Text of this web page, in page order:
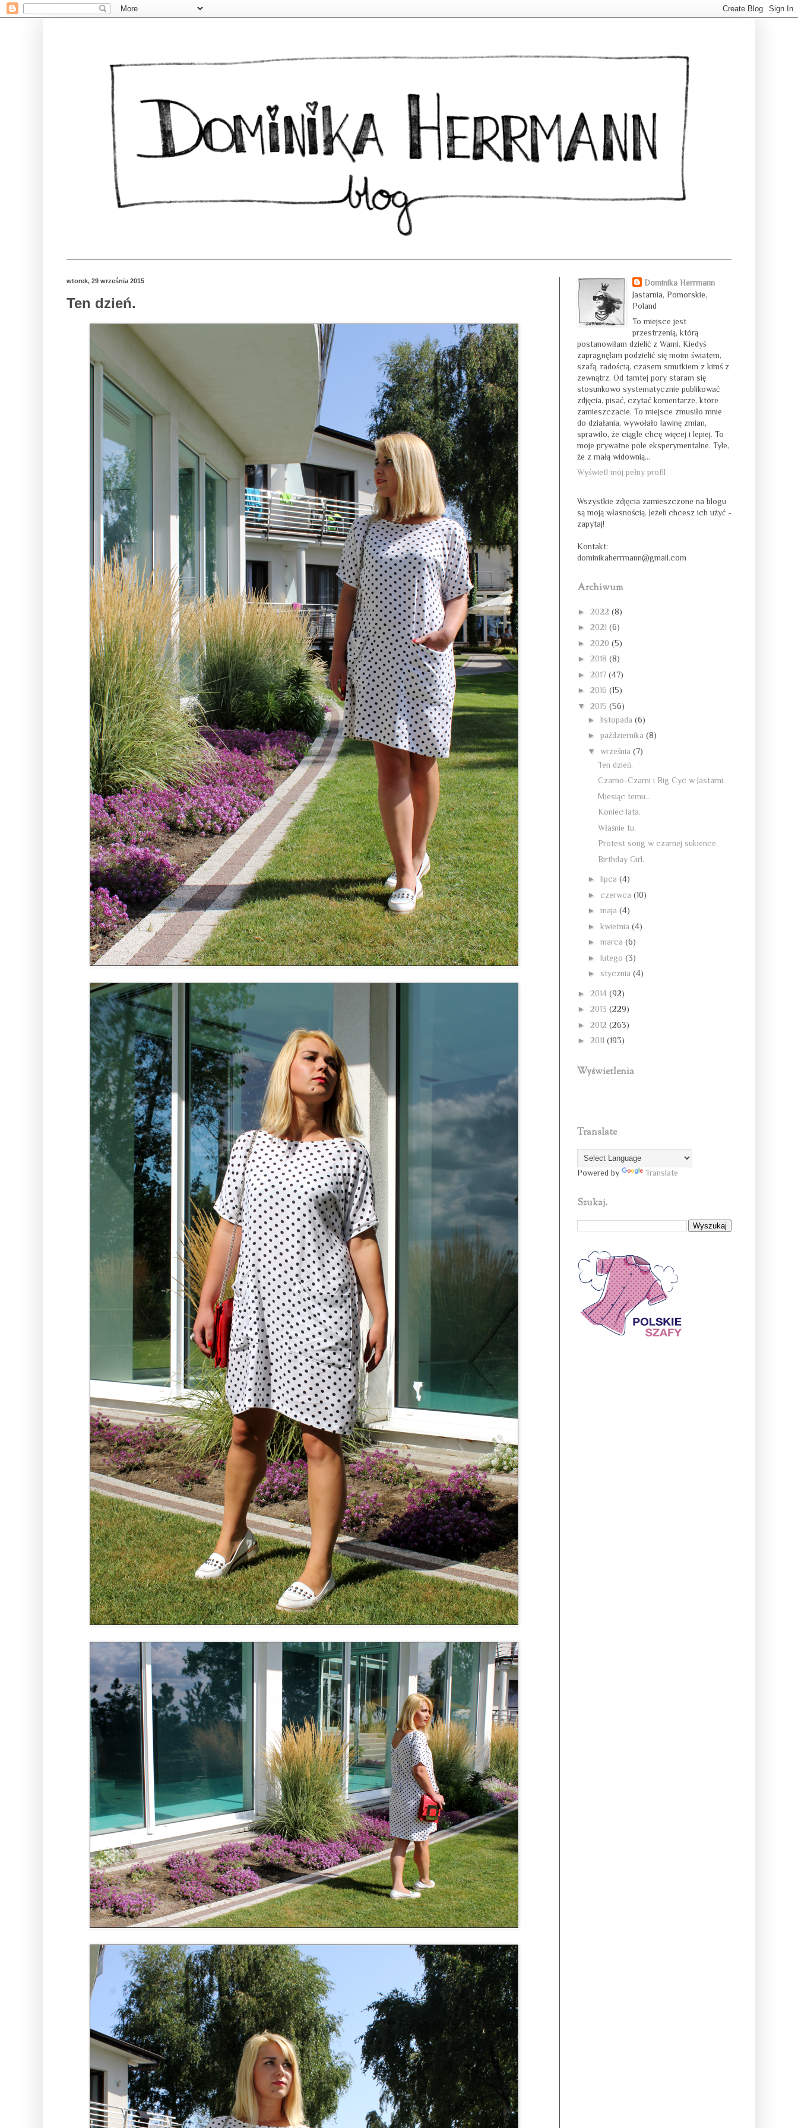
wtorek, 29 września 2015
Ten dzień.
Dominika Herrmann
Jastarnia, Pomorskie,
Poland
To miejsce jest
przestrzenią, którą
postanowiłam dzielić z Wami. Kiedyś
zapragnęłam podzielić się moim światem,
szafą, radością, czasem smutkiem z kimś z
zewnątrz. Od tamtej pory staram się
stosunkowo systematycznie publikować
zdjęcia, pisać, czytać komentarze, które
zamieszczacie. To miejsce zmusiło mnie
do działania, wywołało lawinę zmian,
sprawiło, że ciągle chcę więcej i lepiej. To
moje prywatne pole eksperymentalne. Tyle,
że z małą widownią...
Wyświetl mój pełny profil
Wszystkie zdjęcia zamieszczone na blogu
są moją własnością. Jeżeli chcesz ich użyć -
zapytaj!
Kontakt:
dominikaherrmann@gmail.com
Archiwum
► 2022 (8)
► 2021 (6)
► 2020 (5)
► 2018 (8)
► 2017 (47)
► 2016 (15)
▼ 2015 (56)
► listopada (6)
► października (8)
▼ września (7)
Ten dzień.
Czarno-Czarni i Big Cyc w Jastarni.
Miesiąc temu...
Koniec lata.
Właśnie tu.
Protest song w czarnej sukience.
Birthday Girl.
► lipca (4)
► czerwca (10)
► maja (4)
► kwietnia (4)
► marca (6)
► lutego (3)
► stycznia (4)
► 2014 (92)
► 2013 (229)
► 2012 (263)
► 2011 (193)
Wyświetlenia
Translate
Powered by Translate
Szukaj.